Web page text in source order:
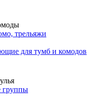
трельяжи
для тумб и комодов
группы